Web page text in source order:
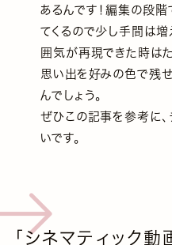
あるんです！編集の段
てくるので少し手間は
囲気が再現できた時は
思い出を好みの色で残
んでしょう。
ぜひこの記事を参考に、
いです。
「シネマティック動